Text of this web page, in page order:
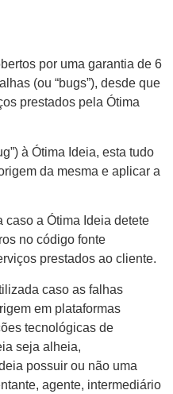
por uma garantia de 6
(ou “bugs”), desde que
prestados pela Ótima
à Ótima Ideia, esta tudo
da mesma e aplicar a
caso a Ótima Ideia detete
no código fonte
prestados ao cliente.
caso as falhas
em plataformas
tecnológicas de
seja alheia,
possuir ou não uma
agente, intermediário